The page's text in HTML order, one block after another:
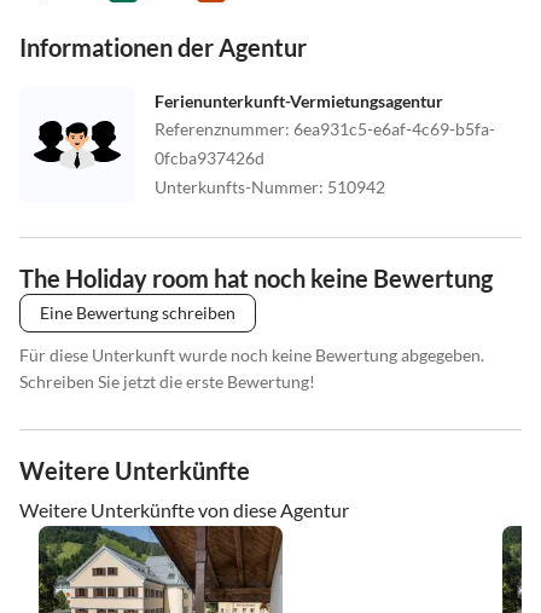
Informationen der Agentur
Ferienunterkunft-Vermietungsagentur
Referenznummer: 6ea931c5-e6af-4c69-b5fa-
0fcba937426d
Unterkunfts-Nummer: 510942
The Holiday room hat noch keine Bewertung
Eine Bewertung schreiben
Für diese Unterkunft wurde noch keine Bewertung abgegeben.
Schreiben Sie jetzt die erste Bewertung!
Weitere Unterkünfte
Weitere Unterkünfte von diese Agentur